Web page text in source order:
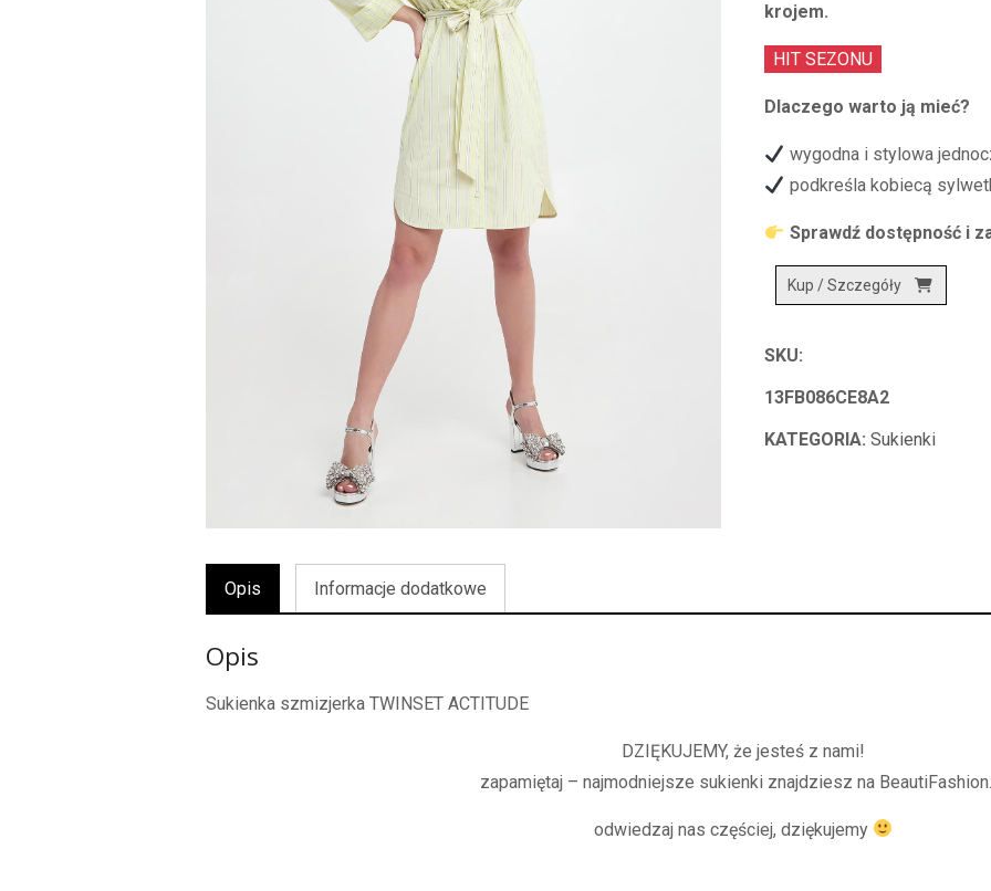
krojem.
HIT SEZONU
Dlaczego warto ją mieć?
wygodna i stylowa
podkreśla kobiecą
Sprawdź dostępność i
Kup / Szczegóły
SKU:
13FB086CE8A2
KATEGORIA:Sukienki
Opis Informacje dodatkowe
Opis
Sukienka szmizjerka TWINSET ACTITUDE
DZIĘKUJEMY, że jesteś z nami!
zapamiętaj – najmodniejsze sukienki znajdziesz na
odwiedzaj nas częściej, dziękujemy